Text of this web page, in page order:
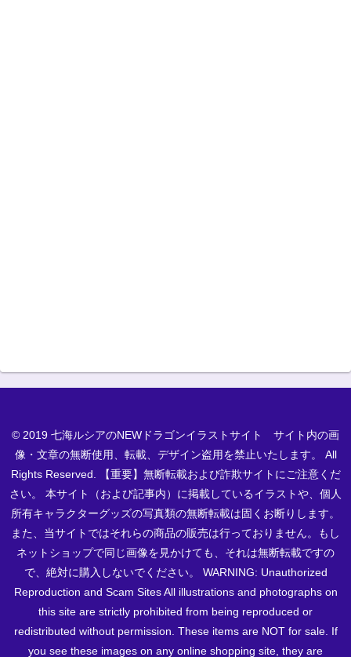
© 2019 七海ルシアのNEWドラゴンイラストサイト サイト内の画
像・文章の無断使用、転載、デザイン盗用を禁止いたします。 All
Rights Reserved. 【重要】無断転載および詐欺サイトにご注意くだ
さい。 本サイト（および記事内）に掲載しているイラストや、個人
所有キャラクターグッズの写真類の無断転載は固くお断りします。
また、当サイトではそれらの商品の販売は行っておりません。もし
ネットショップで同じ画像を見かけても、それは無断転載ですの
で、絶対に購入しないでください。 WARNING: Unauthorized
Reproduction and Scam Sites All illustrations and photographs on
this site are strictly prohibited from being reproduced or
redistributed without permission. These items are NOT for sale. If
you see these images on any online shopping site, they are